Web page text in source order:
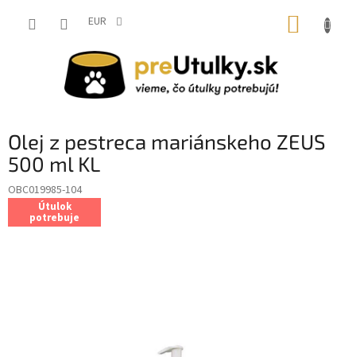
EUR
Olej z pestreca mariánskeho ZEUS
500 ml KL
OBC019985-104
Útulok
potrebuje